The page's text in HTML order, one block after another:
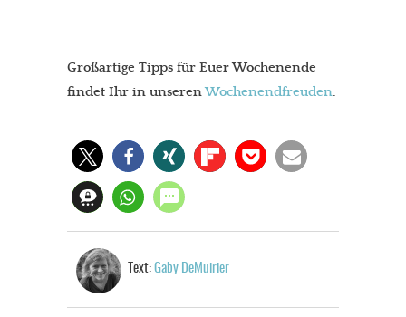
In eigener Sache
Dir gefällt unsere Arbeit?
meinesuedstadt.de finanziert sich durch Partnerprofile und
Werbung. Beide Einnahmequellen sind in den letzten Monaten
stark zurückgegangen.
Solltest Du unsere unabhängige Berichterstattung schätzen,
Großartige Tipps für Euer Wochenende
findet Ihr in unserenWochenendfreuden.
Text: Gaby DeMuirier